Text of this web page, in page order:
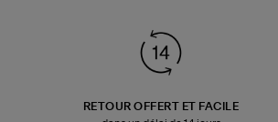
RETOUR OFFERT ET FACILE